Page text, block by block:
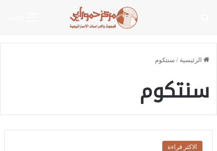
الرئيسية / سنتكوم
سنتكوم
الاكثر قراءة